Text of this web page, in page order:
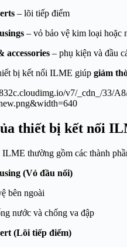
– lõi tiếp điểm
– vỏ bảo vệ kim loại hoặc
accessories – phụ kiện và đầu
bị kết nối ILME giúp giảm
thiết bị kết nối
thường gồm các thành
(Vỏ đầu nối)
bên ngoài
nước và chống va đập
(Lõi tiếp điểm)